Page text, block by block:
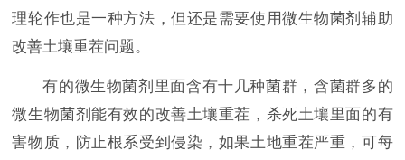
理轮作也是一种方法，但还是需要使用微生物菌剂辅助
改善土壤重茬问题。
有的微生物菌剂里面含有十几种菌群，含菌群多的
微生物菌剂能有效的改善土壤重茬，杀死土壤里面的有
害物质，防止根系受到侵染，如果土地重茬严重，可每